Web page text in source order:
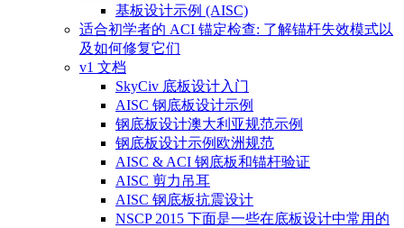
基板设计示例 (AISC)
适合初学者的 ACI 锚定检查: 了解锚杆失效模式以
及如何修复它们
v1 文档
SkyCiv 底板设计入门
AISC 钢底板设计示例
钢底板设计澳大利亚规范示例
钢底板设计示例欧洲规范
AISC & ACI 钢底板和锚杆验证
AISC 剪力吊耳
AISC 钢底板抗震设计
NSCP 2015 下面是一些在底板设计中常用的